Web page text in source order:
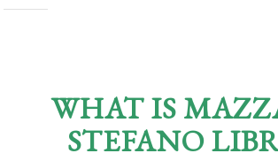
WHAT IS
STEFANO